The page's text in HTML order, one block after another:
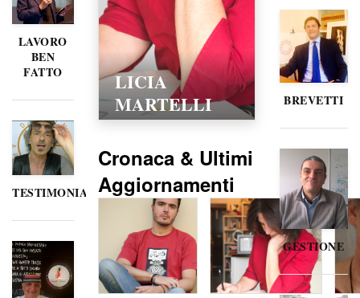
LAVORO
BEN
FATTO
TESTIMONIANZE
LICIA
MARTELLI
Cronaca & Ultimi
Aggiornamenti
BREVETTI
GESTIONE